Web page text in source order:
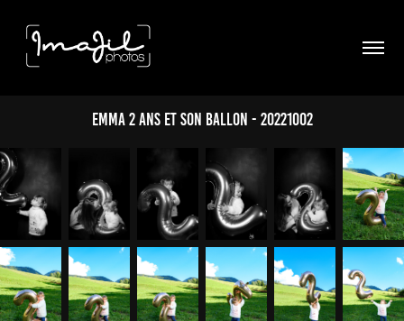
Emma 2 ans et son ballon - 20221002